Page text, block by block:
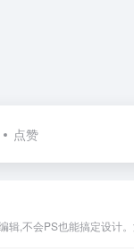
点赞